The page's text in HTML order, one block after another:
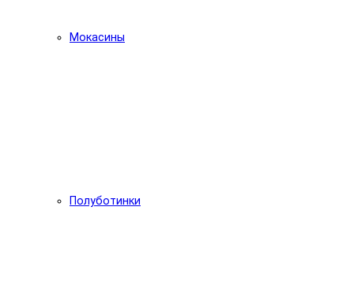
Мокасины
Полуботинки